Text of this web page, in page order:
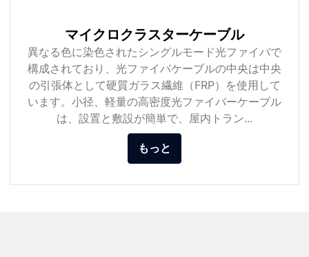
マイクロクラスターケーブル
異なる色に染色されたシングルモード光ファイバで
構成されており、光ファイバケーブルの中央は中央
の引張体として硬質ガラス繊維（FRP）を使用して
います。小径、軽量の高密度光ファイバーケーブル
は、設置と敷設が簡単で、屋内トラン...
もっと